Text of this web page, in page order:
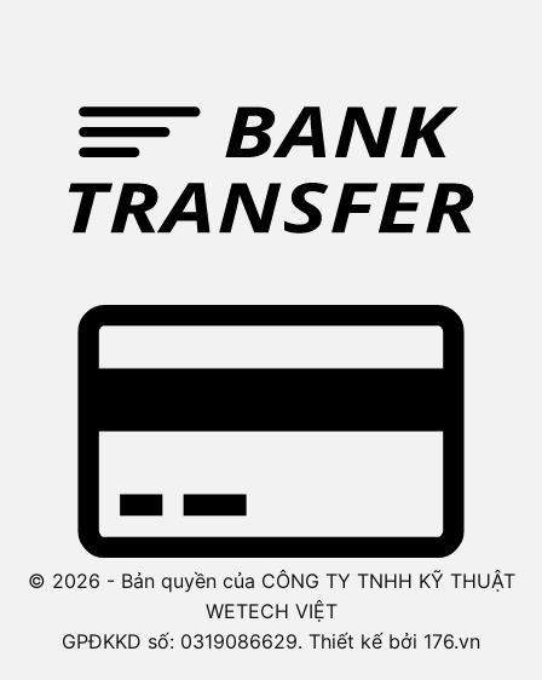
© 2026 - Bản quyền của CÔNG TY TNHH KỸ THUẬT
WETECH VIỆT
GPĐKKD số: 0319086629. Thiết kế bởi 176.vn